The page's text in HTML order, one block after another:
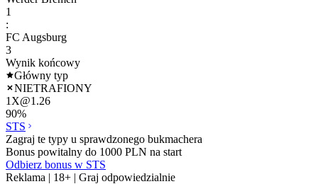
1
:
FC Augsburg
3
Wynik końcowy
Główny typ
NIETRAFIONY
1X@1.26
90%
STS
Zagraj te typy u sprawdzonego bukmachera
Bonus powitalny do 1000 PLN na start
Odbierz bonus w STS
Reklama | 18+ | Graj odpowiedzialnie